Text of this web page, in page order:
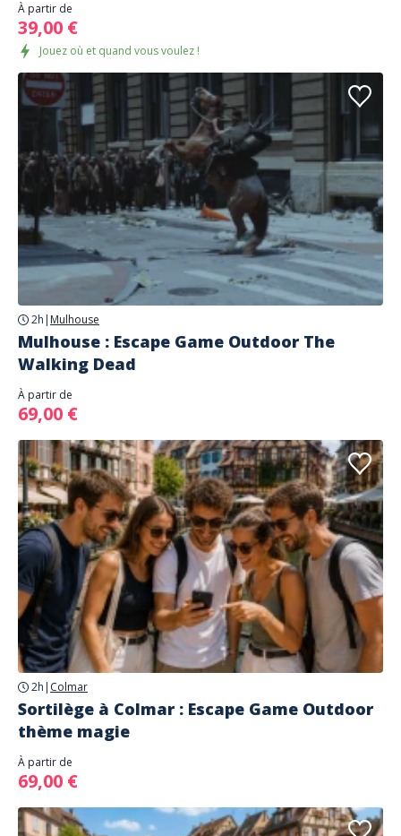
À partir de
39,00 €
Jouez où et quand vous voulez !
2h | Mulhouse
Mulhouse : Escape Game Outdoor The
Walking Dead
À partir de
69,00 €
2h | Colmar
Sortilège à Colmar : Escape Game Outdoor
thème magie
À partir de
69,00 €